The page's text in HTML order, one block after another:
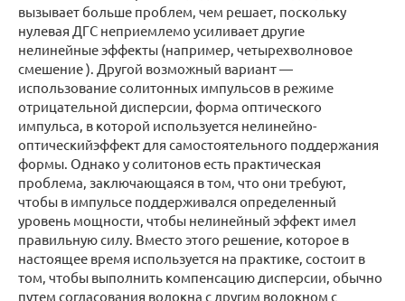
вызывает больше проблем, чем решает, поскольку
нулевая ДГС неприемлемо усиливает другие
нелинейные эффекты (например, четырехволновое
смешение ). Другой возможный вариант —
использование солитонных импульсов в режиме
отрицательной дисперсии, форма оптического
импульса, в которой используется нелинейно-
оптическийэффект для самостоятельного поддержания
формы. Однако у солитонов есть практическая
проблема, заключающаяся в том, что они требуют,
чтобы в импульсе поддерживался определенный
уровень мощности, чтобы нелинейный эффект имел
правильную силу. Вместо этого решение, которое в
настоящее время используется на практике, состоит в
том, чтобы выполнить компенсацию дисперсии, обычно
путем согласования волокна с другим волокном с